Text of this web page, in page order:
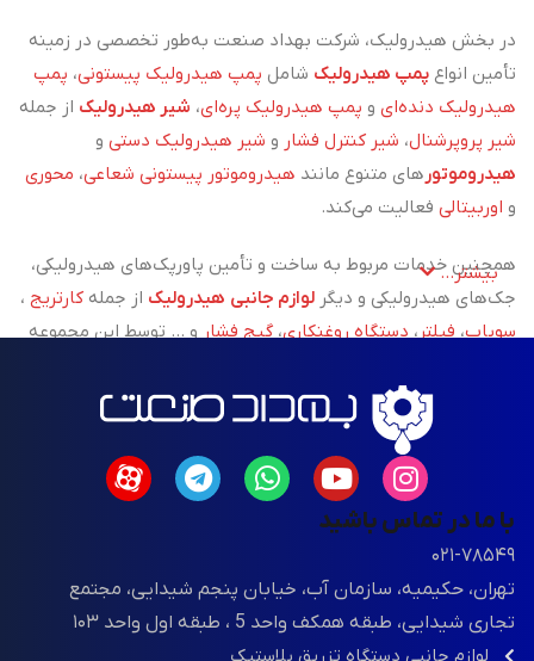
در بخش هیدرولیک، شرکت بهداد صنعت به‌طور تخصصی در زمینه
تأمین انواع پمپ هیدرولیک شامل پمپ هیدرولیک پیستونی، پمپ
هیدرولیک دنده‌ای و پمپ هیدرولیک پره‌ای، شیر هیدرولیک از جمله
شیر پروپرشنال، شیر کنترل فشار و شیر هیدرولیک دستی و
هیدروموتور های متنوع مانند هیدروموتور پیستونی شعاعی، محوری
و اوربیتالی فعالیت می‌کند.
همچنین خدمات مربوط به ساخت و تأمین پاورپک‌های هیدرولیکی،
جک‌های هیدرولیکی و دیگر لوازم جانبی هیدرولیک از جمله کارتریج ،
سوپاپ، فیلتر ، دستگاه روغنکاری، گیج فشار و ... توسط این مجموعه
علاوه بر تأمین تجهیزات،خدمات نصب، تعمیر و پشتیبانی فنی
سیستم‌های هیدرولیکی نیز با تکیه بر تخصص و تجربه تیم فنی
شرکت، انجام می‌گیرد.
در زمینهماشین‌آلات تزریق پلاستیک
شرکت معتبر مینزن یکی از بزرگ‌ترین تولیدکننده ماشین‌آلات تزریق
پلاستیک در چین، اقدام به واردات مستقیم این دستگاه‌ها با
تکنولوژی CNC و استانداردهای جهانی کرده است. این مجموعه
بیشتر...
با ما در تماس باشید
۰۲۱-۷۸۵۴۹
تهران، حکیمیه، سازمان آب، خیابان پنجم شیدایی، مجتمع
تجاری شیدایی، طبقه همکف واحد 5 ، طبقه اول واحد ۱۰۳
لوازم جانبی دستگاه تزریق پلاستیک